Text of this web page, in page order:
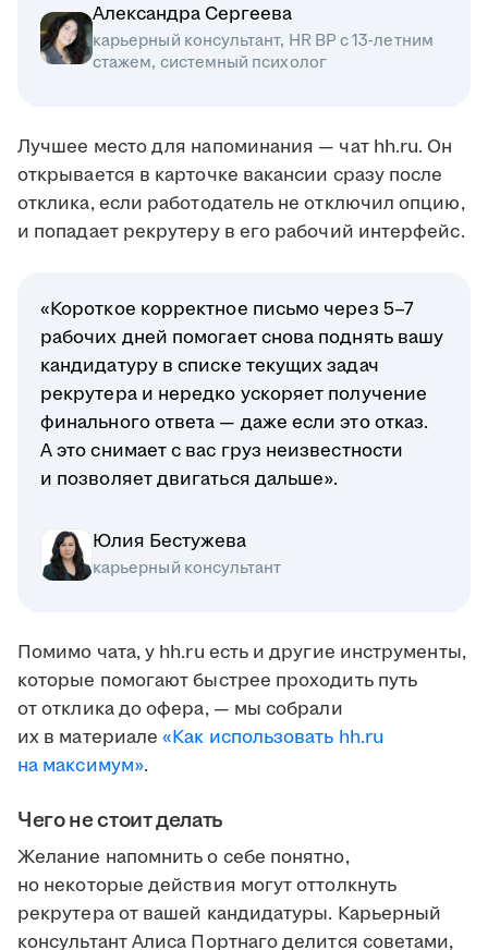
Александра Сергеева
карьерный консультант, HR BP с 13-летним
стажем, системный психолог
Лучшее место для напоминания — чат hh.ru. Он
открывается в карточке вакансии сразу после
отклика, если работодатель не отключил опцию,
и попадает рекрутеру в его рабочий интерфейс.
«Короткое корректное письмо через 5–7
рабочих дней помогает снова поднять вашу
кандидатуру в списке текущих задач
рекрутера и нередко ускоряет получение
финального ответа — даже если это отказ.
А это снимает с вас груз неизвестности
и позволяет двигаться дальше».
Юлия Бестужева
карьерный консультант
Помимо чата, у hh.ru есть и другие инструменты,
которые помогают быстрее проходить путь
от отклика до офера, — мы собрали
их в материале«Как использовать hh.ru
на максимум».
Чего не стоит делать
Желание напомнить о себе понятно,
но некоторые действия могут оттолкнуть
рекрутера от вашей кандидатуры. Карьерный
консультант Алиса Портнаго делится советами,